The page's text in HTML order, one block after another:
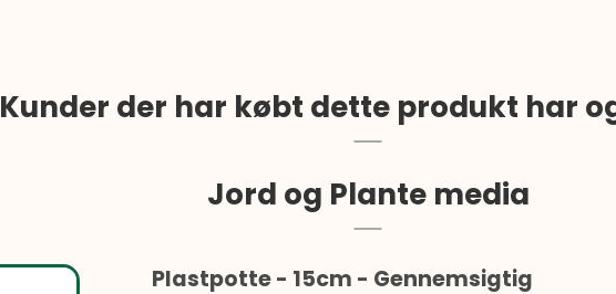
Kunder der har købt dette produkt har
Jord og Plante media
Plastpotte - 15cm - Gennemsigtig